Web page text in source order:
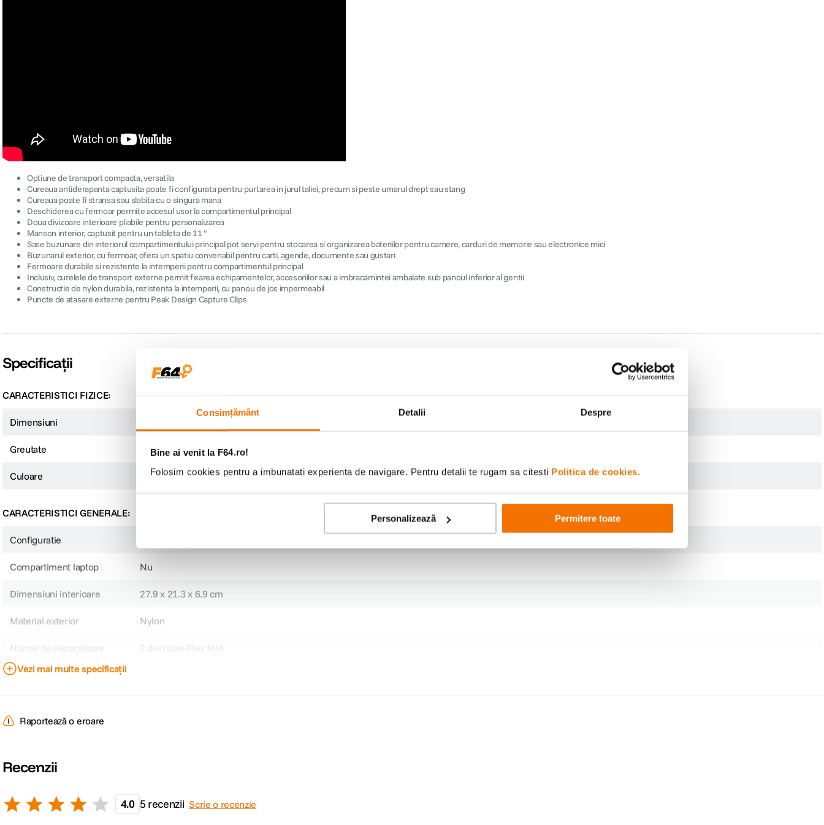
Consimțământ Detalii Despre
Bine ai venit la F64.ro!
Folosim cookies pentru a imbunatati experienta de navigare. Pentru detalii te rugam sa citesti Politica de cookies.
Personalizează Permitere toate
Optiune de transport compacta, versatila
Cureaua antiderapanta captusita poate fi configurata pentru purtarea in jurul taliei, precum si peste umarul drept sau stang
Cureaua poate fi stransa sau slabita cu o singura mana
Deschiderea cu fermoar permite accesul usor la compartimentul principal
Doua divizoare interioare pliabile pentru personalizarea
Manson interior, captusit pentru un tableta de 11 "
Sase buzunare din interiorul compartimentului principal pot servi pentru stocarea si organizarea bateriilor pentru camere, carduri de memorie sau electronice mici
Buzunarul exterior, cu fermoar, ofera un spatiu convenabil pentru carti, agende, documente sau gustari
Fermoare durabile si rezistente la intemperii pentru compartimentul principal
Inclusiv, curelele de transport externe permit fixarea echipamentelor, accesoriilor sau a imbracamintei ambalate sub panoul inferior al gentii
Constructie de nylon durabila, rezistenta la intemperii, cu panou de jos impermeabil
Puncte de atasare externe pentru Peak Design Capture Clips
Specificații
CARACTERISTICI FIZICE:
Dimensiuni
Greutate 0.6 kg
Culoare Albastru
CARACTERISTICI GENERALE:
Configuratie
Compartiment laptop Nu
Dimensiuni interioare 27.9 x 21.3 x 6.9 cm
Material exterior Nylon
Numar de separatoare 2 divizoare Flex fold
Rezistenta la apa
Volum maxim
Vezi mai multe specificații
Raportează o eroare
Recenzii
4.0 5 recenzii Scrie o recenzie